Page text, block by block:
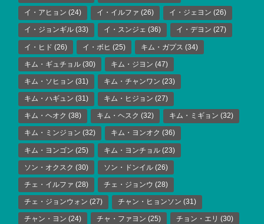
イ・アヒョン (24) イ・イルファ (26) イ・ジェヨン (26)
イ・ジョンギル (33) イ・スンジェ (36) イ・デヨン (27)
イ・ヒド (26) イ・ボヒ (25) キム・ガプス (34)
キム・ギュチョル (30) キム・ジヨン (47)
キム・ソヒョン (31) キム・チャンワン (23)
キム・ハギュン (31) キム・ヒジョン (27)
キム・ヘオク (38) キム・ヘスク (32) キム・ミギョン (32)
キム・ミンジョン (32) キム・ヨンオク (36)
キム・ヨンゴン (25) キム・ヨンチョル (23)
ソン・オクスク (30) ソン・ドンイル (26)
チェ・イルファ (28) チェ・ジョンウ (28)
チェ・ジョンウォン (27) チャン・ヒョンソン (31)
チャン・ヨン (24) チャ・ファヨン (25) チョン・エリ (30)